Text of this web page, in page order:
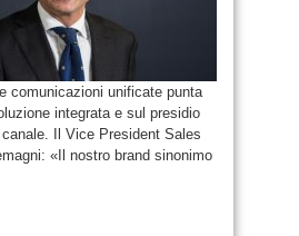
comunicazioni unificate punta
integrata e sul presidio
Il Vice President Sales
«Il nostro brand sinonimo